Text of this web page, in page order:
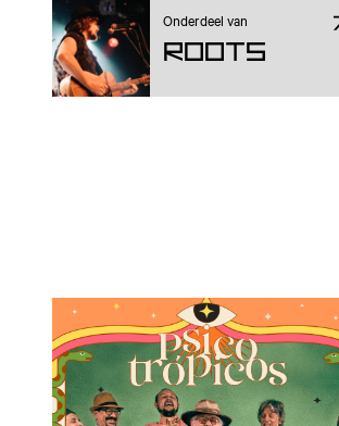
Onderdeel van
ROOTS